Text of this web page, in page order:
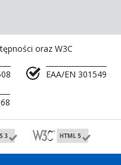
oraz W3C
EAA/EN 301549